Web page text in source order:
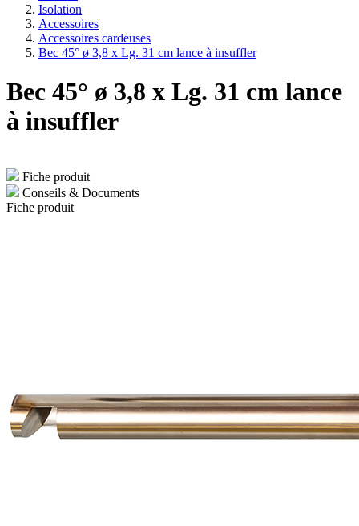
Isolation
Accessoires
Accessoires cardeuses
Bec 45° ø 3,8 x Lg. 31 cm lance à insuffler
Bec 45° ø 3,8 x Lg. 31 cm lance
à insuffler
Fiche produit
Conseils & Documents
Fiche produit